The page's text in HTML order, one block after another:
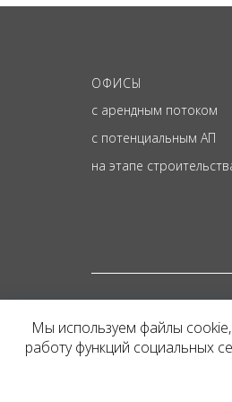
ОФИСЫ
с арендным потоком
с потенциальным АП
на этапе
Мы используем файлы
работу функций социальных